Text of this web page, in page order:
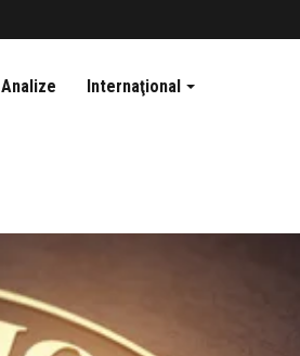
Analize Internaţional